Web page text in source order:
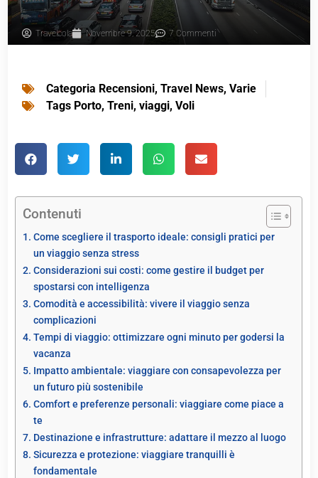
Travelcola Novembre 9, 2025 7 Commenti
Categoria Recensioni,Travel News,Varie
Tags Porto,Treni,viaggi,Voli
Contenuti
Come scegliere il trasporto ideale: consigli pratici per
un viaggio senza stress
Considerazioni sui costi: come gestire il budget per
spostarsi con intelligenza
Comodità e accessibilità: vivere il viaggio senza
complicazioni
Tempi di viaggio: ottimizzare ogni minuto per godersi la
vacanza
Impatto ambientale: viaggiare con consapevolezza per
un futuro più sostenibile
Comfort e preferenze personali: viaggiare come piace a
te
Destinazione e infrastrutture: adattare il mezzo al luogo
Sicurezza e protezione: viaggiare tranquilli è
fondamentale